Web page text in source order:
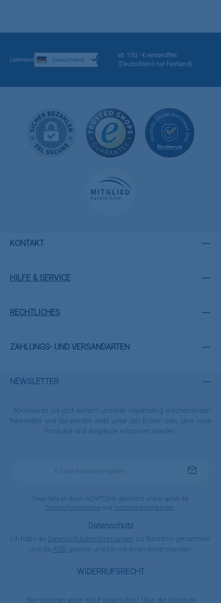
Lieferland
ab 100,- € versandfrei
(Deutschland nur Festland)
KONTAKT
HILFE & SERVICE
RECHTLICHES
ZAHLUNGS- UND VERSANDARTEN
WIDERRUFSRECHT
Sie möchten einen Kauf widerrufen? Über die folgende
NEWSLETTER
Abonnieren Sie jetzt einfach unseren regelmäßig erscheinenden
Newsletter und Sie werden stets unter den Ersten sein, über neue
Produkte und Angebote informiert werden.
Diese Seite ist durch reCAPTCHA geschützt und es gelten die
Datenschutzrichtlinieund Nutzungsbedingungen
Datenschutz
Ich habe die Datenschutzbestimmungen zur Kenntnis genommen
und die AGB gelesen und bin mit ihnen einverstanden.